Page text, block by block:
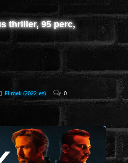
thriller, 95 perc,
Filmek (2022-es) 0